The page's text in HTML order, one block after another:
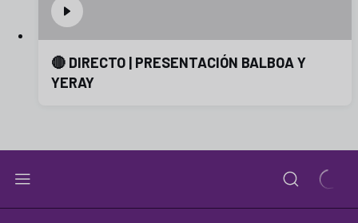
🔴 DIRECTO | PRESENTACIÓN BALBOA Y
YERAY